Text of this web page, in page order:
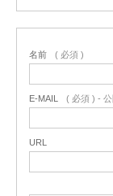
名前 ( 必須 )
E-MAIL ( 必須 ) -
URL